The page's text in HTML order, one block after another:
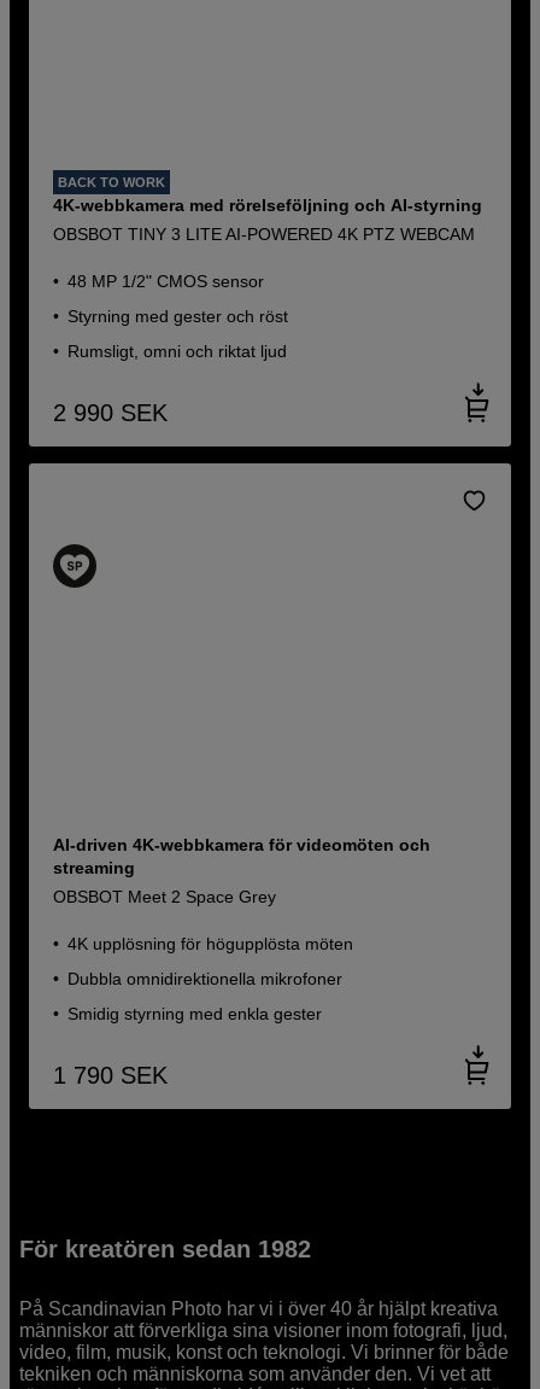
BACK TO WORK
4K-webbkamera med rörelseföljning och AI-styrning
OBSBOT TINY 3 LITE AI-POWERED 4K PTZ WEBCAM
48 MP 1/2" CMOS sensor
Styrning med gester och röst
Rumsligt, omni och riktat ljud
2 990 SEK
AI-driven 4K-webbkamera för videomöten och
streaming
OBSBOT Meet 2 Space Grey
4K upplösning för högupplösta möten
Dubbla omnidirektionella mikrofoner
Smidig styrning med enkla gester
1 790 SEK
För kreatören sedan 1982
På Scandinavian Photo har vi i över 40 år hjälpt kreativa
människor att förverkliga sina visioner inom fotografi, ljud,
video, film, musik, konst och teknologi. Vi brinner för både
tekniken och människorna som använder den. Vi vet att